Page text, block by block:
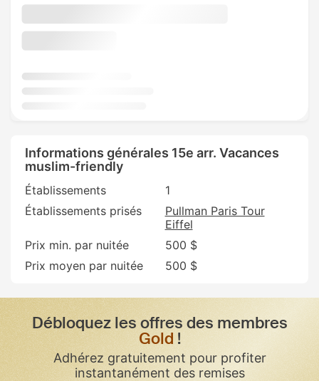
Informations générales 15e arr. Vacances
muslim-friendly
Établissements
1
Établissements prisés
Pullman Paris Tour
Eiffel
Prix min. par nuitée
500 $
Prix moyen par nuitée
500 $
Débloquez les offres des membres
Gold !
Adhérez gratuitement pour profiter
instantanément des remises